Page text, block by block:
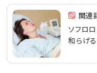
関連
ソフロ
和らげ